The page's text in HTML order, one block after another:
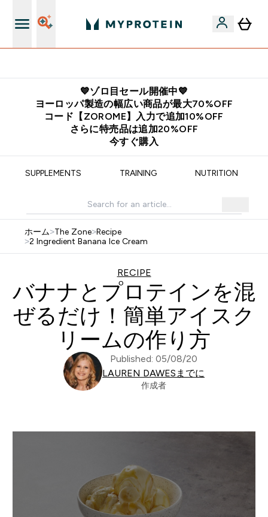
💙ゾロ目セール開催中💙
ヨーロッパ製造の幅広い商品が最大70%OFF
コード【ZOROME】入力で追加10%OFF
さらに特売品は追加20%OFF
今すぐ購入
SUPPLEMENTS TRAINING NUTRITION
ホーム>The Zone>Recipe
>2 Ingredient Banana Ice Cream
RECIPE
バナナとプロテインを混
ぜるだけ！簡単アイスク
リームの作り方
Published: 05/08/20
LAUREN DAWESまでに
作成者